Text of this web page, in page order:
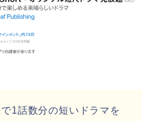
1話数分の短いドラマを